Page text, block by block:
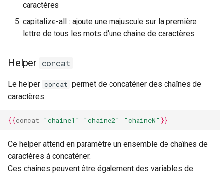
caractères
capitalize-all : ajoute une majuscule sur la première
lettre de tous les mots d'une chaîne de caractères
Helper concat
Le helper concat permet de concaténer des chaînes de
caractères.
{{concat "chaine1" "chaine2" "chaineN" }}
Ce helper attend en paramètre un ensemble de chaînes de
caractères à concaténer.
Ces chaînes peuvent être également des variables de